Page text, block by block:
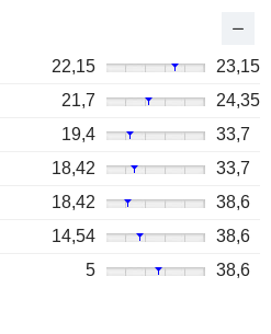
22,15
23,15
21,7
24,35
19,4
33,7
18,42
33,7
18,42
38,6
14,54
38,6
5 38,6